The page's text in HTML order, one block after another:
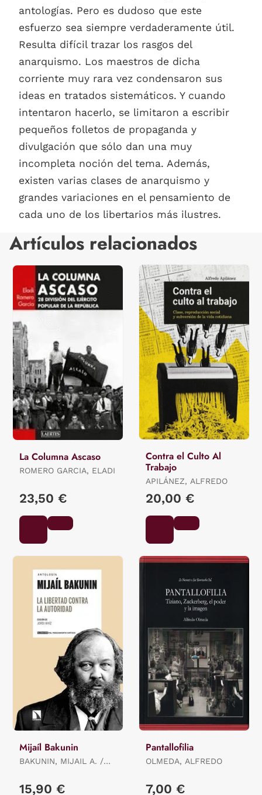
antologías. Pero es dudoso que este
esfuerzo sea siempre verdaderamente útil.
Resulta difícil trazar los rasgos del
anarquismo. Los maestros de dicha
corriente muy rara vez condensaron sus
ideas en tratados sistemáticos. Y cuando
intentaron hacerlo, se limitaron a escribir
pequeños folletos de propaganda y
divulgación que sólo dan una muy
incompleta noción del tema. Además,
existen varias clases de anarquismo y
grandes variaciones en el pensamiento de
cada uno de los libertarios más ilustres.
Artículos relacionados
La Columna Ascaso
ROMERO GARCIA, ELADI
23,50 €
Contra el Culto Al
Trabajo
APILÁNEZ, ALFREDO
20,00 €
Mijaíl Bakunin
BAKUNIN, MIJAIL A. /
15,90 €
Pantallofilia
OLMEDA, ALFREDO
7,00 €